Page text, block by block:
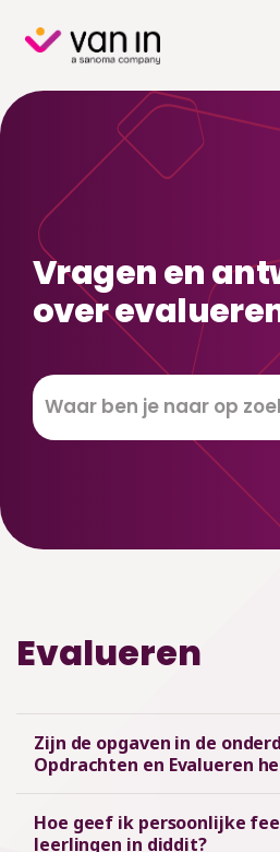
content
Vragen en
over
Zoeken
Evalueren
Zijn de opgaven in de
Opdrachten en Evalueren
Hoe geef ik persoonlijke
leerlingen in diddit?